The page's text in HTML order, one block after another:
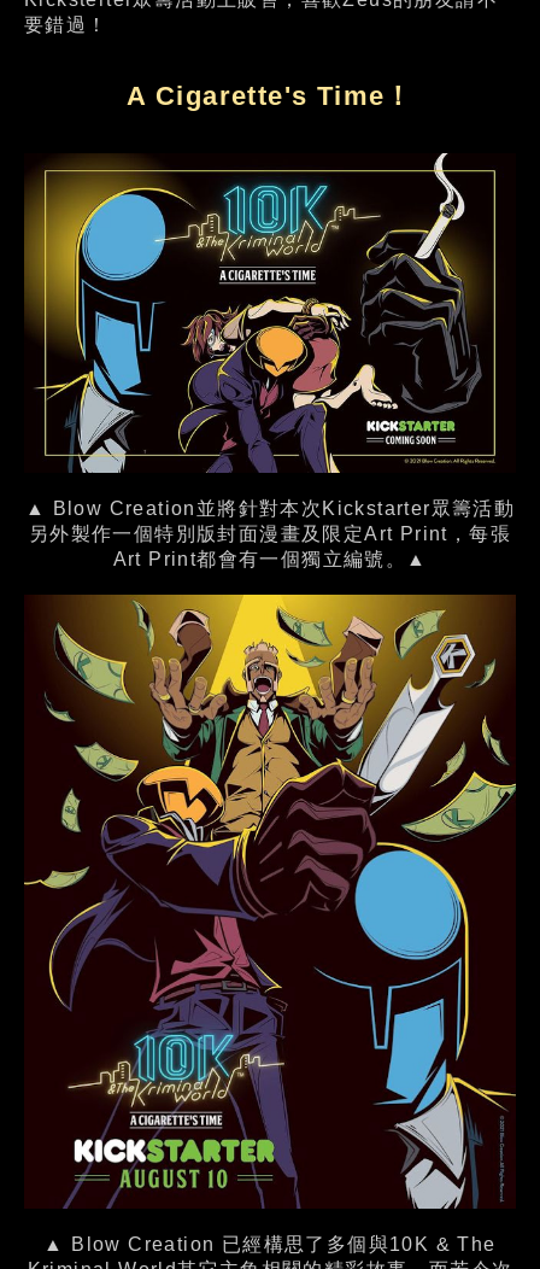
要錯過！
A Cigarette's Time！
▲ Blow Creation並將針對本次Kickstarter眾籌活動
另外製作一個特別版封面漫畫及限定Art Print，每張
Art Print都會有一個獨立編號。▲
▲ Blow Creation 已經構思了多個與10K & The